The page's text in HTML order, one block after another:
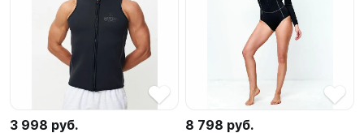
3 998 руб. 8 798 руб.